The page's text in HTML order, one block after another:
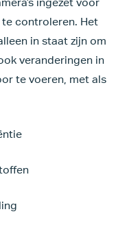
controleren. Het
in staat zijn om
veranderingen in
te voeren, met als